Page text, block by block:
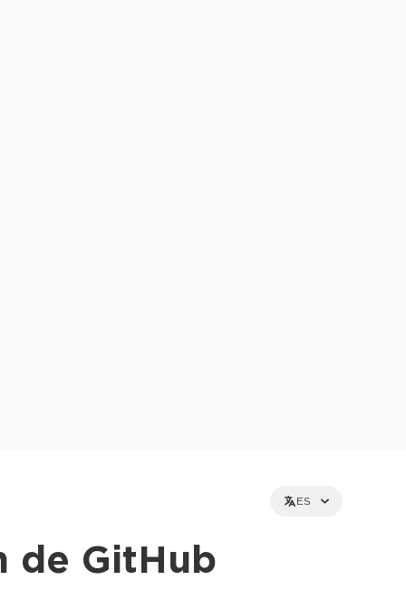
ES
de GitHub